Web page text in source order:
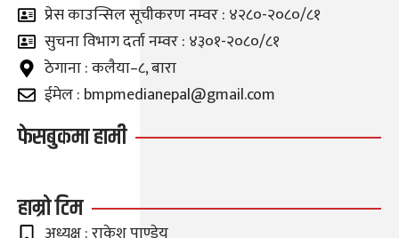
प्रेस काउन्सिल सूचीकरण नम्वर : ४२८०-२०८०/८१
सुचना विभाग दर्ता नम्वर : ४३०१-२०८०/८१
ठेगाना : कलैया–८, बारा
ईमेल : bmpmedianepal@gmail.com
फेसबुकमा हामी
हाम्रो टिम